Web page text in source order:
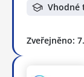
Vhodné
Zveřejněno: